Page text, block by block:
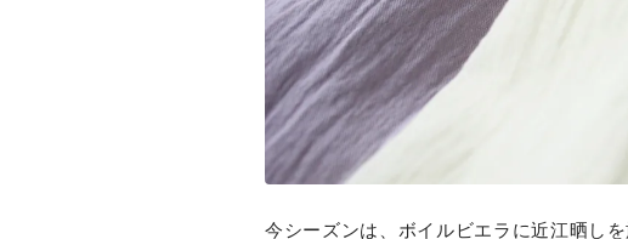
今シーズンは、ボイルビエラに近江晒し